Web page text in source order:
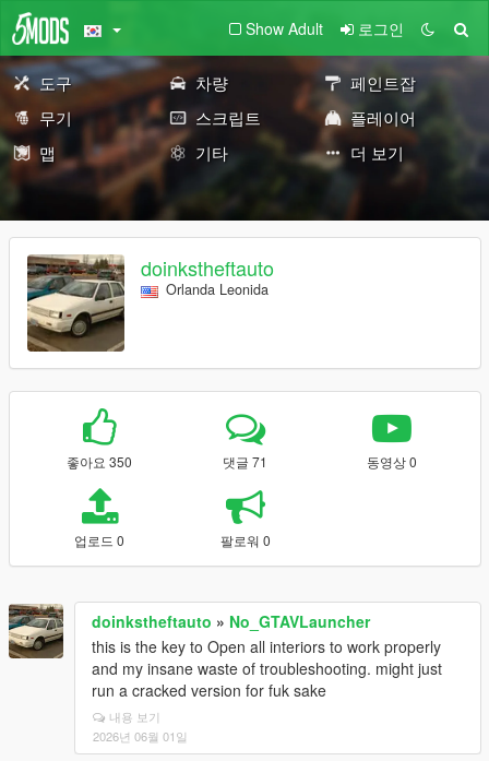
Show Adult 로그인
도구 차량
페인트잡
무기
스크립트
플레이어
맵
기타 더 보기
doinkstheftauto
Orlanda Leonida
좋아요 350 댓글 71 동영상 0
업로드 0 팔로워 0
doinkstheftauto » No_GTAVLauncher
this is the key to Open all interiors to work properly
and my insane waste of troubleshooting. might just
run a cracked version for fuk sake
내용 보기
2026년 06월 01일